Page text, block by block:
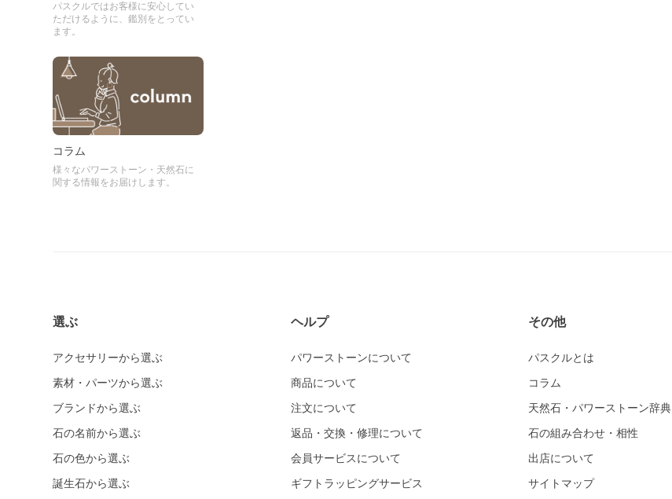
パスクルではお客様に安心してい
ただけるように、鑑別をとってい
ます。
コラム
様々なパワーストーン・天然石に
関する情報をお届けします。
選ぶ
アクセサリーから選ぶ
素材・パーツから選ぶ
ブランドから選ぶ
石の名前から選ぶ
石の色から選ぶ
誕生石から選ぶ
ヘルプ
パワーストーンについて
商品について
注文について
返品・交換・修理について
会員サービスについて
ギフトラッピングサービス
その他
パスクルとは
コラム
天然石・パワーストーン辞典
石の組み合わせ・相性
出店について
サイトマップ